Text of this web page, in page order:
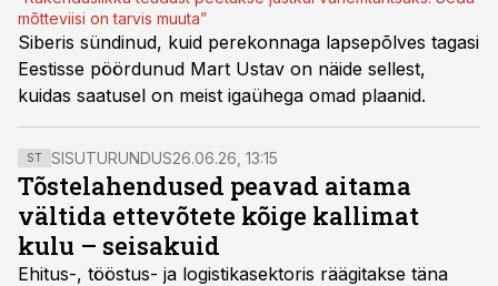
mõtteviisi on tarvis muuta”
Siberis sündinud, kuid perekonnaga lapsepõlves tagasi
Eestisse pöördunud Mart Ustav on näide sellest,
kuidas saatusel on meist igaühega omad plaanid.
ST SISUTURUNDUS26.06.26, 13:15
Tõstelahendused peavad aitama
vältida ettevõtete kõige kallimat
kulu – seisakuid
Ehitus-, tööstus- ja logistikasektoris räägitakse täna